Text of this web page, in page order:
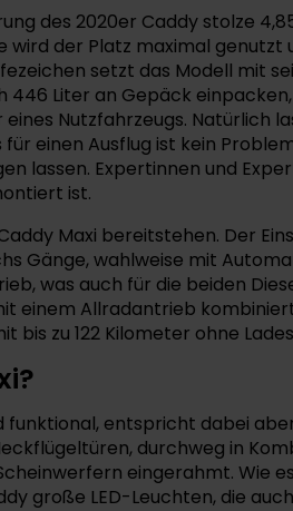
des 2020er Caddy stolze
wird der Platz maximal
setzt das Modell mit
446 Liter an Gepäck
Nutzfahrzeugs.
einen Ausflug ist kein
lassen. Expertinnen und
ist.
Maxi bereitstehen. Der
Gänge, wahlweise mit
was auch für die beiden
einem Allradantrieb
bis zu 122 Kilometer ohne
funktional, entspricht dabei
durchweg in
eingerahmt.
große LED-Leuchten, die